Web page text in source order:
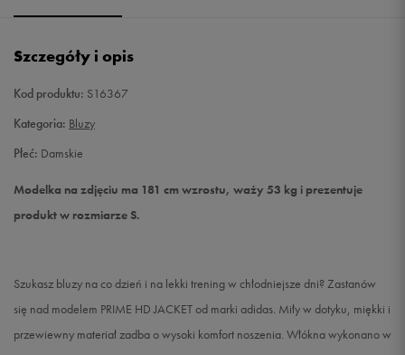
Szczegóły i opis
Kod produktu: S16367
Kategoria: Bluzy
Płeć: Damskie
Modelka na zdjęciu ma 181 cm wzrostu, waży 53 kg i prezentuje
produkt w rozmiarze S.
Szukasz bluzy na co dzień i na lekki trening w chłodniejsze dni? Zastanów
się nad modelem PRIME HD JACKET od marki adidas. Miły w dotyku, miękki i
przewiewny materiał zadba o wysoki komfort noszenia. Włókna wykonano w